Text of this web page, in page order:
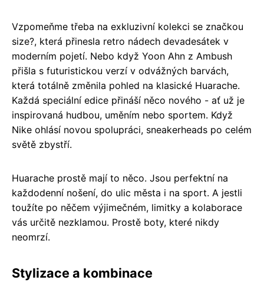
Vzpomeňme třeba na exkluzivní kolekci se značkou
size?, která přinesla retro nádech devadesátek v
moderním pojetí. Nebo když Yoon Ahn z Ambush
přišla s futuristickou verzí v odvážných barvách,
která totálně změnila pohled na klasické Huarache.
Každá speciální edice přináší něco nového - ať už je
inspirovaná hudbou, uměním nebo sportem. Když
Nike ohlásí novou spolupráci, sneakerheads po celém
světě zbystří.
Huarache prostě mají to něco. Jsou perfektní na
každodenní nošení, do ulic města i na sport. A jestli
toužíte po něčem výjimečném, limitky a kolaborace
vás určitě nezklamou. Prostě boty, které nikdy
neomrzí.
Stylizace a kombinace